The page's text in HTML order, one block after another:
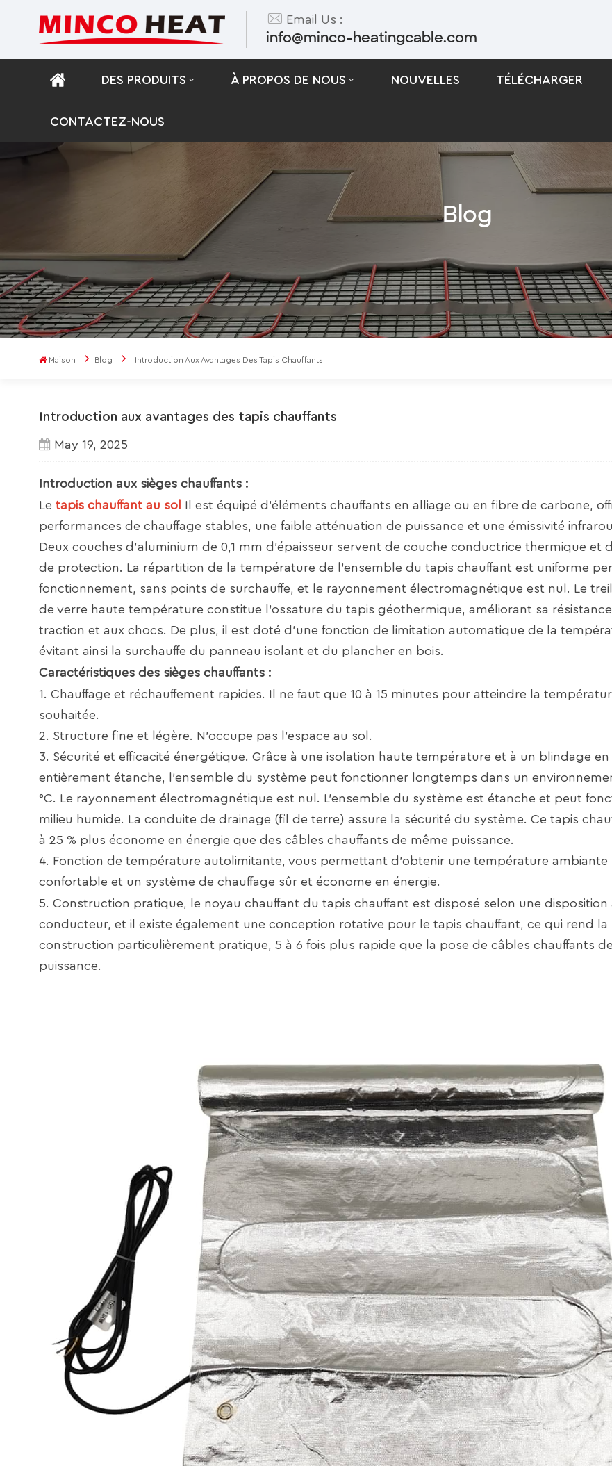
Email Us :
info@minco-heatingcable.com
DES PRODUITS À PROPOS DE NOUS NOUVELLES TÉLÉCHARGER
CONTACTEZ-NOUS
Blog
Maison Blog Introduction Aux Avantages Des Tapis Chauffants
Introduction aux avantages des tapis chauffants
May 19, 2025
Introduction aux sièges chauffants :
Le tapis chauffant au sol
Il est équipé d'éléments chauffants en alliage ou en fibre de carbone,
performances de chauffage stables, une faible atténuation de puissance et une émissivité
Deux couches d'aluminium de 0,1 mm d'épaisseur servent de couche conductrice thermique et
de protection. La répartition de la température de l'ensemble du tapis chauffant est uniforme
fonctionnement, sans points de surchauffe, et le rayonnement électromagnétique est nul. Le
de verre haute température constitue l'ossature du tapis géothermique, améliorant sa résistance
traction et aux chocs. De plus, il est doté d'une fonction de limitation automatique de la
évitant ainsi la surchauffe du panneau isolant et du plancher en bois.
Caractéristiques des sièges chauffants :
1. Chauffage et réchauffement rapides. Il ne faut que 10 à 15 minutes pour atteindre la
souhaitée.
2. Structure fine et légère. N'occupe pas l'espace au sol.
3. Sécurité et efficacité énergétique. Grâce à une isolation haute température et à un blindage en
entièrement étanche, l'ensemble du système peut fonctionner longtemps dans un
°C. Le rayonnement électromagnétique est nul. L'ensemble du système est étanche et peut
milieu humide. La conduite de drainage (fil de terre) assure la sécurité du système. Ce tapis
à 25 % plus économe en énergie que des câbles chauffants de même puissance.
4. Fonction de température autolimitante, vous permettant d'obtenir une température ambiante
confortable et un système de chauffage sûr et économe en énergie.
5. Construction pratique, le noyau chauffant du tapis chauffant est disposé selon une disposition
conducteur, et il existe également une conception rotative pour le tapis chauffant, ce qui rend la
construction particulièrement pratique, 5 à 6 fois plus rapide que la pose de câbles chauffants
puissance.